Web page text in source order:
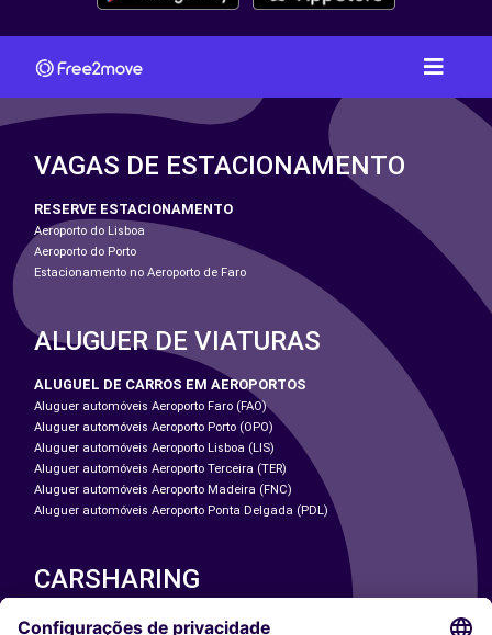
VAGAS DE ESTACIONAMENTO
RESERVE ESTACIONAMENTO
Aeroporto do Lisboa
Aeroporto do Porto
Estacionamento no Aeroporto de Faro
ALUGUER DE VIATURAS
ALUGUEL DE CARROS EM AEROPORTOS
Aluguer automóveis Aeroporto Faro (FAO)
Aluguer automóveis Aeroporto Porto (OPO)
Aluguer automóveis Aeroporto Lisboa (LIS)
Aluguer automóveis Aeroporto Terceira (TER)
Aluguer automóveis Aeroporto Madeira (FNC)
Aluguer automóveis Aeroporto Ponta Delgada (PDL)
CARSHARING
NOSSAS CIDADES